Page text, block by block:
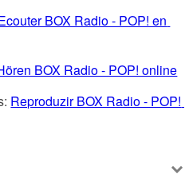
BOX Radio - POP! en
BOX Radio - POP! online
Reproduzir BOX Radio - POP!